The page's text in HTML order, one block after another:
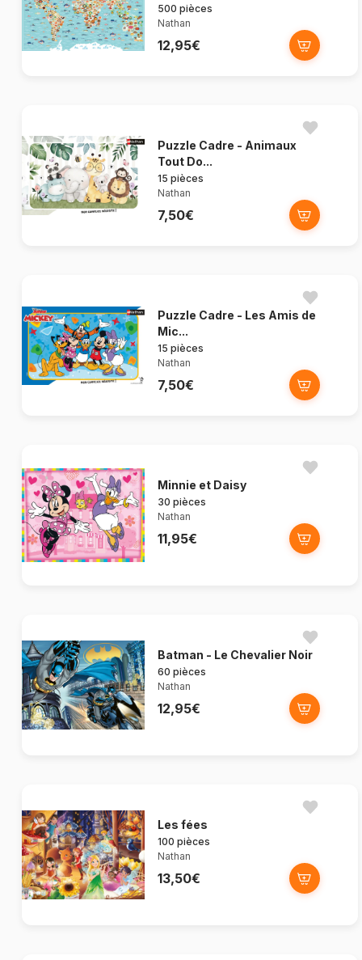
500 pièces
Nathan
12,95€
Puzzle Cadre - Animaux
Tout Do...
15 pièces
Nathan
7,50€
Puzzle Cadre - Les Amis de
Mic...
15 pièces
Nathan
7,50€
Minnie et Daisy
30 pièces
Nathan
11,95€
Batman - Le Chevalier Noir
60 pièces
Nathan
12,95€
Les fées
100 pièces
Nathan
13,50€